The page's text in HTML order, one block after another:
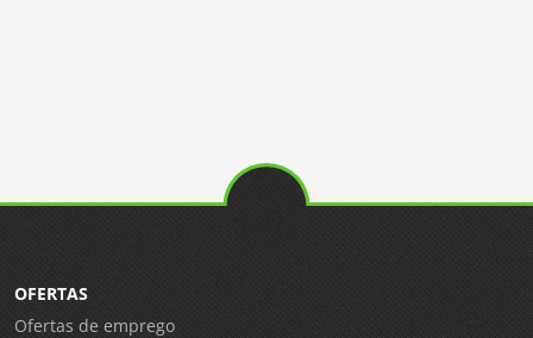
OFERTAS
Ofertas de emprego